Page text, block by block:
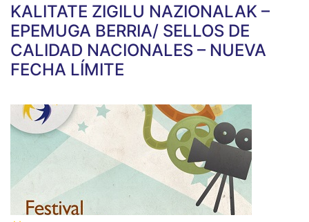
KALITATE ZIGILU NAZIONALAK –
EPEMUGA BERRIA/ SELLOS DE
CALIDAD NACIONALES – NUEVA
FECHA LÍMITE